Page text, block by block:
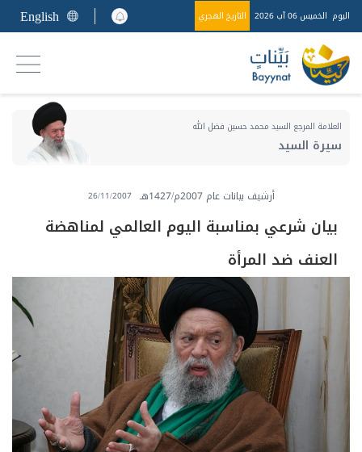
اليوم الخميس 06 آب 2026 التاريخ الهجري English
العلامة المرجع السيد محمد حسين فضل الله
سيرة السيد
أرشيف بيانات عام 2007م/1427هـ 26/11/2007
بيان شرعي بمناسبة اليوم العالمي لمناهضة
العنف ضد المرأة